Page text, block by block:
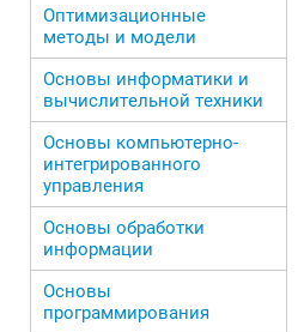
Оптимизационные
методы и модели
Основы информатики и
вычислительной техники
Основы компьютерно-
интегрированного
управления
Основы обработки
информации
Основы
программирования